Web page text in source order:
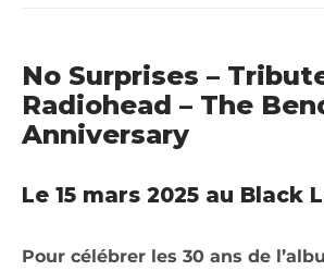
No Surprises –
Radiohead – The
Anniversary
Le 15 mars 2025 au Black
Pour célébrer les 30 ans de